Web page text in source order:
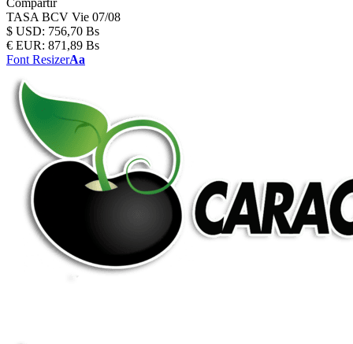
Compartir
TASA BCV Vie 07/08
$ USD: 756,70 Bs
€ EUR: 871,89 Bs
Font ResizerAa